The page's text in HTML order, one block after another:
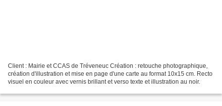
Client : Mairie et CCAS de Tréveneuc Création : retouche photographique,
création d'illustration et mise en page d'une carte au format 10x15 cm. Recto
visuel en couleur avec vernis brillant et verso texte et illustration au noir.